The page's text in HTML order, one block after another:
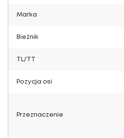
Marka
Bieżnik
TL/TT
Pozycja osi
Przeznaczenie